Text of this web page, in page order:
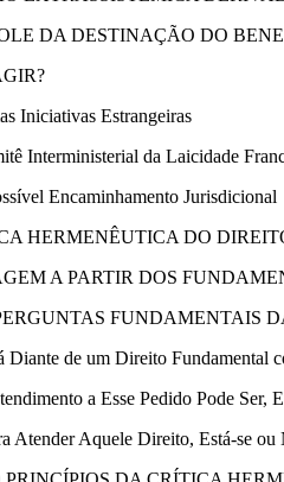
DA DESTINAÇÃO DO
Iniciativas Estrangeiras
Interministerial da Laicidade
Encaminhamento Jurisdicional
HERMENÊUTICA DO
A PARTIR DOS
FUNDAMENTAIS
Diante de um Direito Fundamental
a Esse Pedido Pode Ser,
Atender Aquele Direito, Está-se